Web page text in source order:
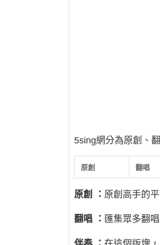
5sing網分為原創、
原創 翻唱
原創 ： 原創高手的
翻唱 ： 匯集眾多翻